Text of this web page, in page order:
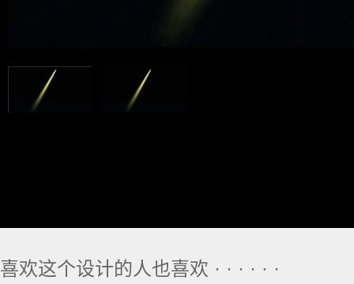
喜欢这个设计的人也喜欢 · · · · · ·